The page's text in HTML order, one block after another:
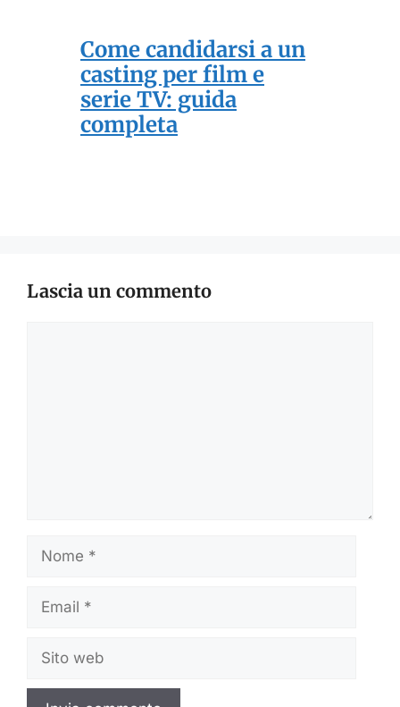
Come candidarsi a un
casting per film e
serie TV: guida
completa
Lascia un commento
Nome
Email
Sito
web